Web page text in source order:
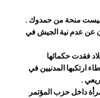
ليست منحة من حمدوك .
عن عدم نية الجيش في
فقدت حكمائها
ارتكبها المدنيين في
.
داخل حزب المؤتمر